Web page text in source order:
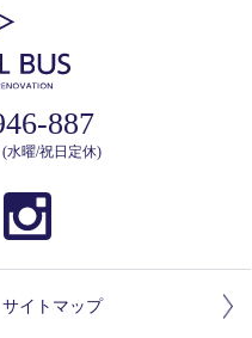
887
(水曜/祝日定休)
サイトマップ